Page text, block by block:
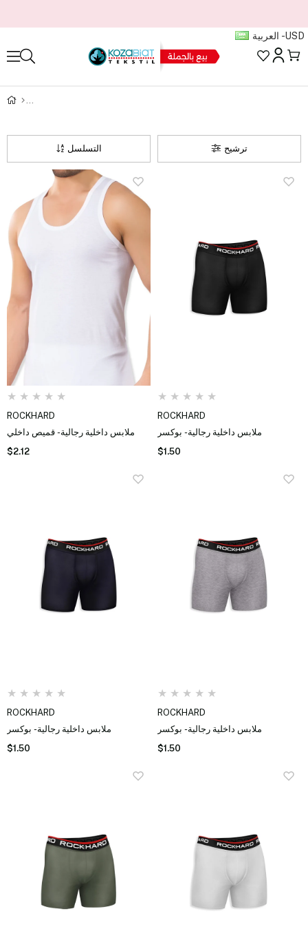
العربية - USD
ترشيح التسلسل
★ ★ ★ ★ ★
ROCKHARD
ملابس داخلية رجالية - قميص داخلي
$2.12
★ ★ ★ ★ ★
ROCKHARD
ملابس داخلية رجالية - بوكسر
$1.50
★ ★ ★ ★ ★
ROCKHARD
ملابس داخلية رجالية - بوكسر
$1.50
★ ★ ★ ★ ★
ROCKHARD
ملابس داخلية رجالية - بوكسر
$1.50